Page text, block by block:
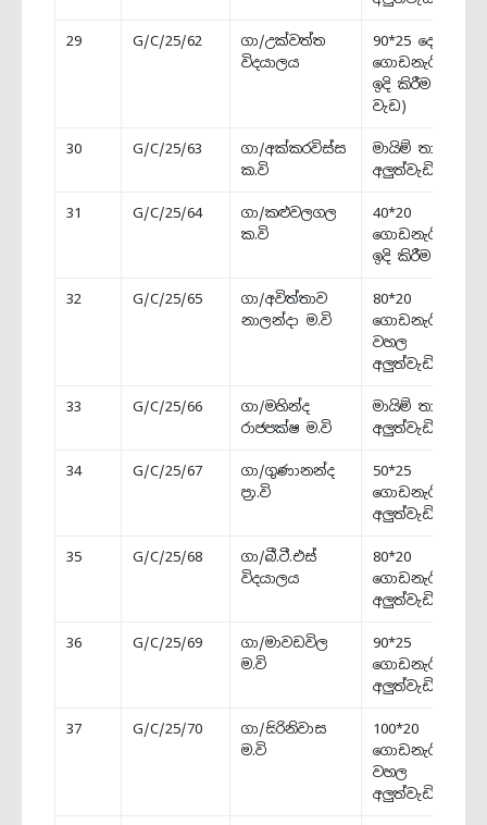
29 G/C/25/62
ගා/උක්වත්ත
විදයාලය
90*25 දෙමහල්
ගොඩනැගිල්ලේ
ඉදි කිරීම (ඉතිරි
වැඩ)
30 G/C/25/63
ගා/අක්කරවිස්ස
ක.වි
මායිම් තාප්පය
අලුත්වැඩියාව
31 G/C/25/64
ගා/කළුවලගල
ක.වි
40*20
ගොඩනැගිල්ල
ඉදි කිරීම
32 G/C/25/65
ගා/අවිත්තාව
නාලන්දා ම.වි
80*20
ගොඩනැගිල්ලේ
වහල
අලුත්වැඩියාව
33 G/C/25/66
ගා/මහින්ද
රාජපක්ෂ ම.වි
මායිම් තාප්පය
අලුත්වැඩියාව
34 G/C/25/67
ගා/ගුණානන්ද
ප්‍රා.වි
50*25
ගොඩනැගිල්ල
අලුත්වැඩියාව
35 G/C/25/68
ගා/බී.ටී.එස්
විදයාලය
80*20
ගොඩනැගිල්ල
අලුත්වැඩියාව
36 G/C/25/69
ගා/මාවඩවිල
ම.වි
90*25
ගොඩනැගිල්ල
අලුත්වැඩියාව
37 G/C/25/70
ගා/සිරිනිවාස
ම.වි
100*20
ගොඩනැගිල්ලේ
වහල
අලුත්වැඩියාව